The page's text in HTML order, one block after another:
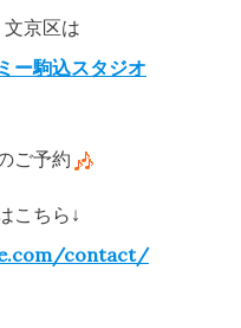
京区は
ー駒込スタジオ
ご予約
こちら↓
contact/